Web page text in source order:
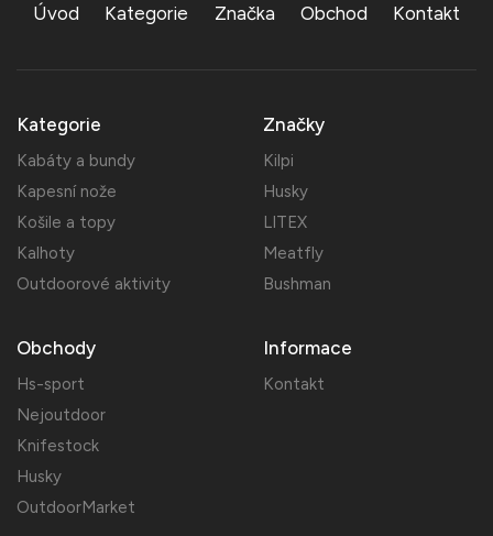
Úvod Kategorie Značka Obchod Kontakt
Kategorie
Kabáty a bundy
Kapesní nože
Košile a topy
Kalhoty
Outdoorové aktivity
Značky
Kilpi
Husky
LITEX
Meatfly
Bushman
Obchody
Hs-sport
Nejoutdoor
Knifestock
Husky
OutdoorMarket
Informace
Kontakt